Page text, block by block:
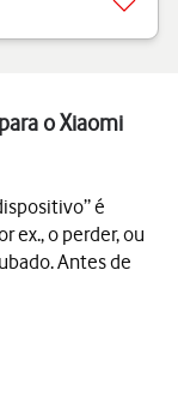
o Xiaomi
é
ex., o perder, ou
Antes de